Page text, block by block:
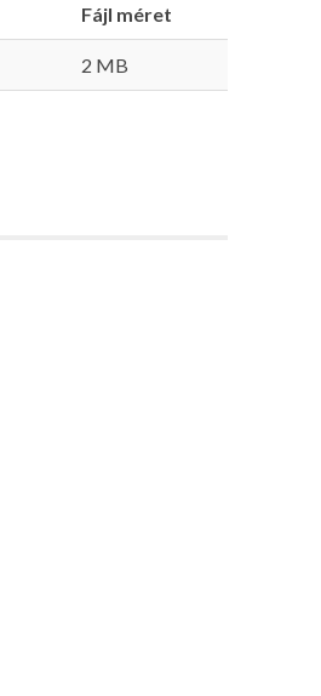
Fájl méret
2 MB